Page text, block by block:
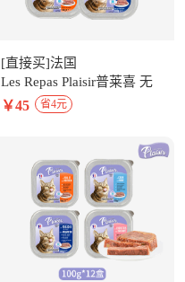
[直接买]法国
Les Repas Plaisir普莱喜 无
谷全猫主食餐盒100g*4盒 2
￥45 省4元